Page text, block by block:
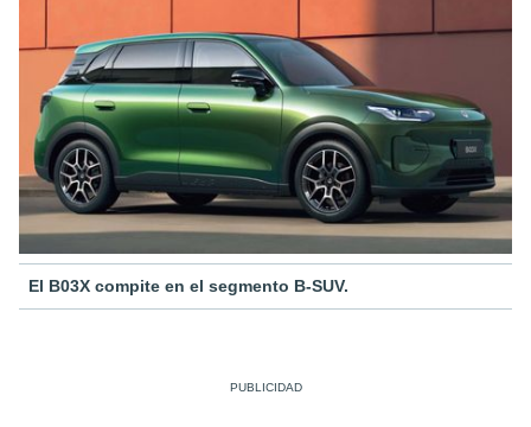
El B03X compite en el segmento B-SUV.